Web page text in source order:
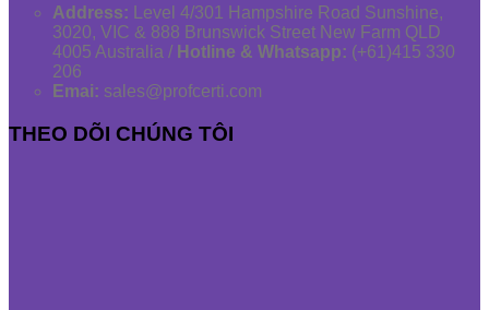
Address: Level 4/301 Hampshire Road Sunshine,
3020, VIC & 888 Brunswick Street New Farm QLD
4005 Australia / Hotline & Whatsapp: (+61)415 330
206
Emai: sales@profcerti.com
THEO DÕI CHÚNG TÔI